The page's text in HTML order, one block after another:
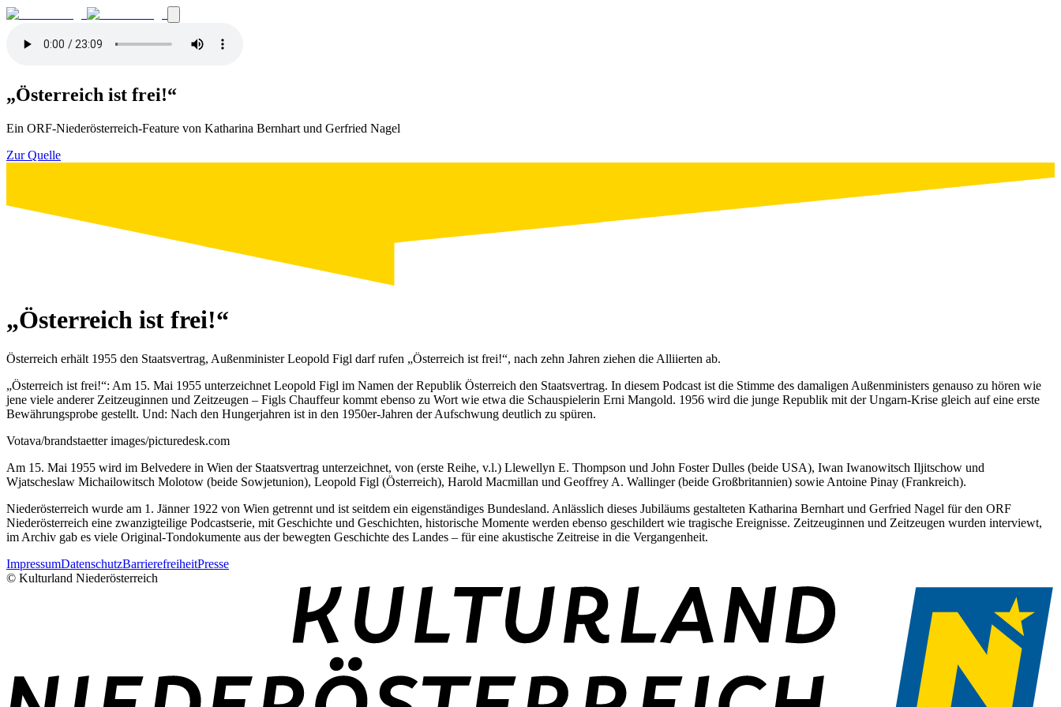
„Österreich ist frei!“
Ein ORF-Niederösterreich-Feature von Katharina Bernhart und Gerfried Nagel
Zur Quelle
„Österreich ist frei!“
Österreich erhält 1955 den Staatsvertrag, Außenminister Leopold Figl darf rufen „Österreich ist frei!“, nach zehn Jahren ziehen die Alliierten ab.
„Österreich ist frei!“: Am 15. Mai 1955 unterzeichnet Leopold Figl im Namen der Republik Österreich den Staatsvertrag. In diesem Podcast ist die Stimme des damaligen Außenministers genauso zu hören wie
jene viele anderer Zeitzeuginnen und Zeitzeugen – Figls Chauffeur kommt ebenso zu Wort wie etwa die Schauspielerin Erni Mangold. 1956 wird die junge Republik mit der Ungarn-Krise gleich auf eine erste
Bewährungsprobe gestellt. Und: Nach den Hungerjahren ist in den 1950er-Jahren der Aufschwung deutlich zu spüren.
Votava/brandstaetter images/picturedesk.com
Am 15. Mai 1955 wird im Belvedere in Wien der Staatsvertrag unterzeichnet, von (erste Reihe, v.l.) Llewellyn E. Thompson und John Foster Dulles (beide USA), Iwan Iwanowitsch Iljitschow und
Wjatscheslaw Michailowitsch Molotow (beide Sowjetunion), Leopold Figl (Österreich), Harold Macmillan und Geoffrey A. Wallinger (beide Großbritannien) sowie Antoine Pinay (Frankreich).
Niederösterreich wurde am 1. Jänner 1922 von Wien getrennt und ist seitdem ein eigenständiges Bundesland. Anlässlich dieses Jubiläums gestalteten Katharina Bernhart und Gerfried Nagel für den ORF
Niederösterreich eine zwanzigteilige Podcastserie, mit Geschichte und Geschichten, historische Momente werden ebenso geschildert wie tragische Ereignisse. Zeitzeuginnen und Zeitzeugen wurden interviewt,
im Archiv gab es viele Original-Tondokumente aus der bewegten Geschichte des Landes – für eine akustische Zeitreise in die Vergangenheit.
ImpressumDatenschutzBarrierefreiheitPresse
© Kulturland Niederösterreich